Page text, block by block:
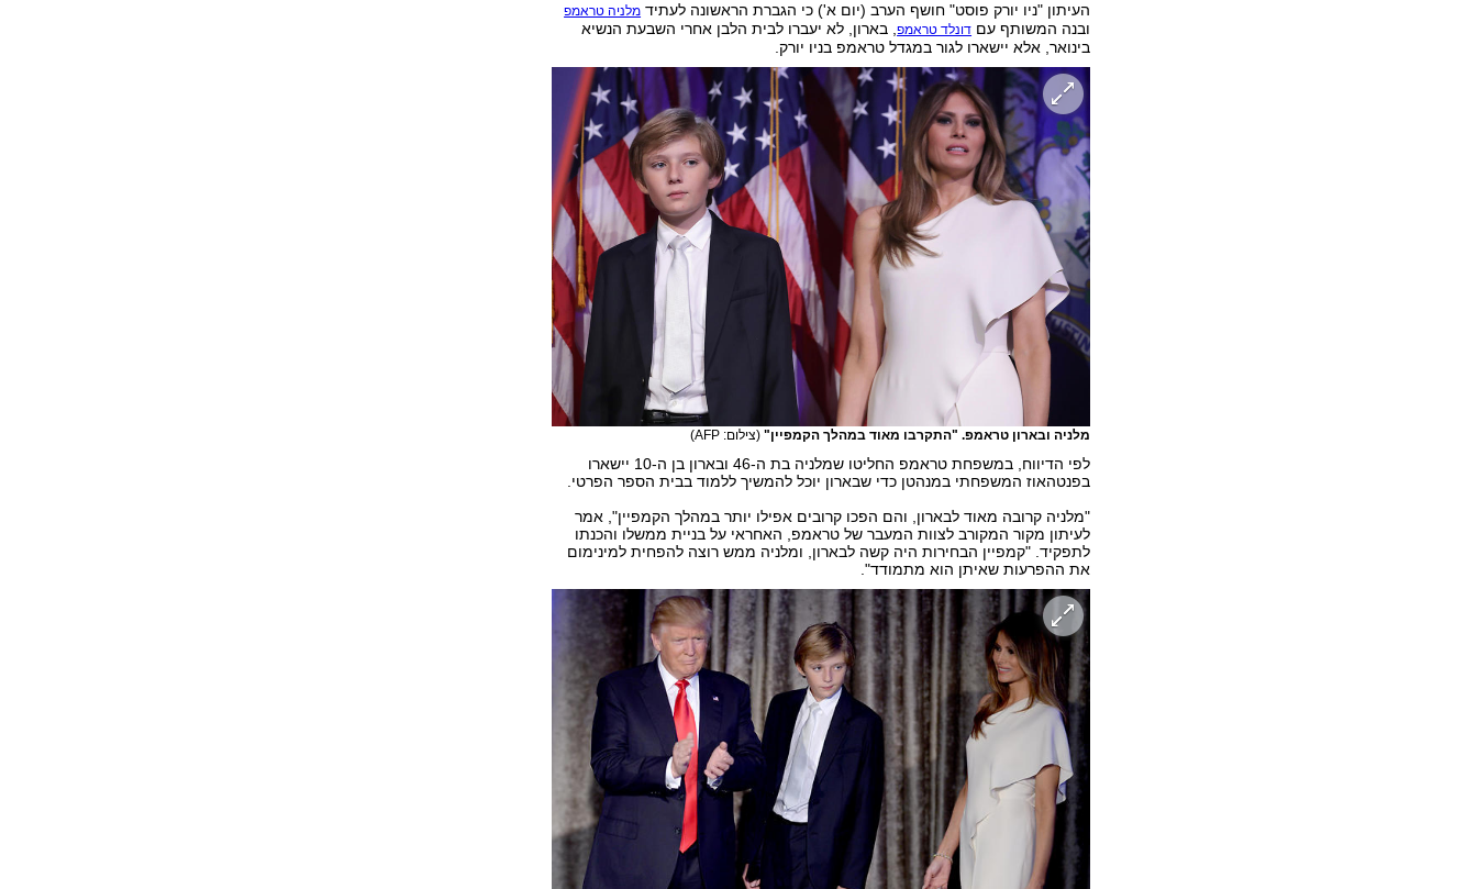
העיתון "ניו יורק פוסט" חושף הערב (יום א') כי הגברת הראשונה לעתיד מלניה טראמפ
ובנה המשותף עם דונלד טראמפ, בארון, לא יעברו לבית הלבן אחרי השבעת הנשיא
בינואר, אלא יישארו לגור במגדל טראמפ בניו יורק.
מלניה ובארון טראמפ. "התקרבו מאוד במהלך הקמפיין" (צילום: AFP)
לפי הדיווח, במשפחת טראמפ החליטו שמלניה בת ה-46 ובארון בן ה-10 יישארו
בפנטהאוז המשפחתי במנהטן כדי שבארון יוכל להמשיך ללמוד בבית הספר הפרטי.
"מלניה קרובה מאוד לבארון, והם הפכו קרובים אפילו יותר במהלך הקמפיין", אמר
לעיתון מקור המקורב לצוות המעבר של טראמפ, האחראי על בניית ממשלו והכנתו
לתפקיד. "קמפיין הבחירות היה קשה לבארון, ומלניה ממש רוצה להפחית למינימום
את ההפרעות שאיתן הוא מתמודד".